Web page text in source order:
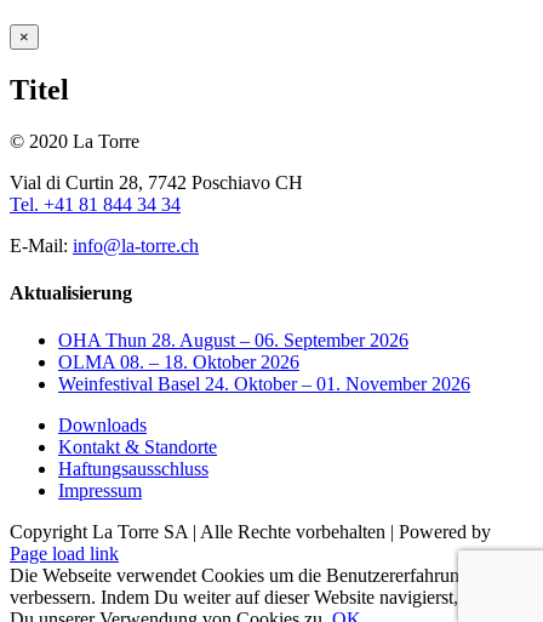
Close
product
view
×
Titel
© 2020 La Torre
Vial di Curtin 28, 7742 Poschiavo CH
Tel. +41 81 844 34 34
E-Mail: info@la-torre.ch
Aktualisierung
OHA Thun 28. August – 06. September 2026
OLMA 08. – 18. Oktober 2026
Weinfestival Basel 24. Oktober – 01. November 2026
Downloads
Kontakt & Standorte
Haftungsausschluss
Impressum
Copyright La Torre SA | Alle Rechte vorbehalten | Powered by
Facebook
Page load link
Die Webseite verwendet Cookies um die Benutzererfahrung zu
verbessern. Indem Du weiter auf dieser Website navigierst, stimmst